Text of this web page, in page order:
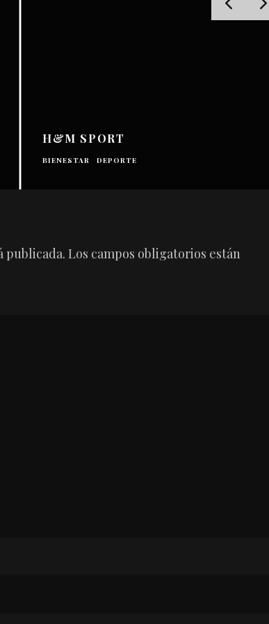
H&M SPORT
BIENESTAR DEPORTE
publicada. Los campos obligatorios están